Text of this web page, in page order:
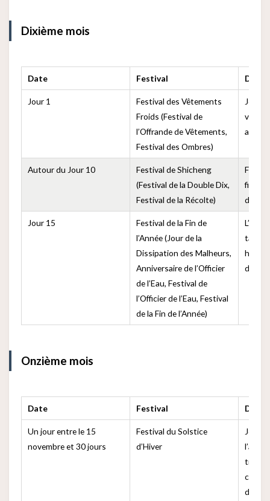
Dixième mois
Date Festival
Jour 1
Festival des Vêtements
Froids (Festival de
l’Offrande de Vêtements,
Festival des Ombres)
Jour
Autour du Jour 10
Festival de Shicheng
(Festival de la Double Dix,
Festival de la Récolte)
fin
Jour 15
Festival de la Fin de
l’Année (Jour de la
Dissipation des Malheurs,
Anniversaire de l’Officier
de l’Eau, Festival de
l’Officier de l’Eau, Festival
de la Fin de l’Année)
L’un
de
Onzième mois
Date Festival
Un jour entre le 15
novembre et 30 jours
Festival du Solstice
d’Hiver
Jour
de riz